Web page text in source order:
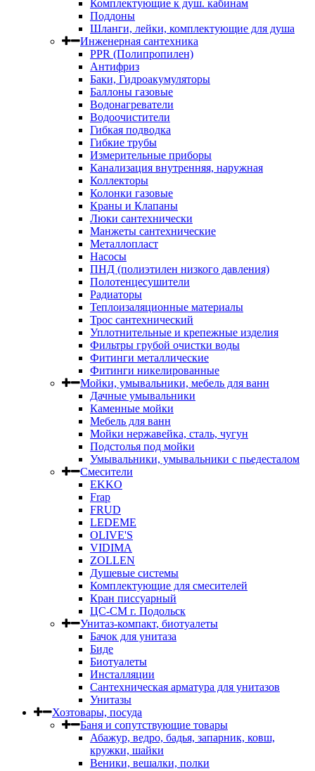
Комплектующие к душ. кабинам
Поддоны
Шланги, лейки, комплектующие для душа
Инженерная сантехника
PPR (Полипропилен)
Антифриз
Баки, Гидроакумуляторы
Баллоны газовые
Водонагреватели
Водоочистители
Гибкая подводка
Гибкие трубы
Измерительные приборы
Канализация внутренняя, наружная
Коллекторы
Колонки газовые
Краны и Клапаны
Люки сантехнически
Манжеты сантехнические
Металлопласт
Насосы
ПНД (полиэтилен низкого давления)
Полотенцесушители
Радиаторы
Теплоизаляционные материалы
Трос сантехнический
Уплотнительные и крепежные изделия
Фильтры грубой очистки воды
Фитинги металлические
Фитинги никелированные
Мойки, умывальники, мебель для ванн
Дачные умывальники
Каменные мойки
Мебель для ванн
Мойки нержавейка, сталь, чугун
Подстолья под мойки
Умывальники, умывальники с пьедесталом
Смесители
EKKO
Frap
FRUD
LEDEME
OLIVE'S
VIDIMA
ZOLLEN
Душевые системы
Комплектующие для смесителей
Кран писсуарный
ЦС-СМ г. Подольск
Унитаз-компакт, биотуалеты
Бачок для унитаза
Биде
Биотуалеты
Инсталляции
Сантехническая арматура для унитазов
Унитазы
Хозтовары, посуда
Баня и сопутствующие товары
Абажур, ведро, бадья, запарник, ковш,
кружки, шайки
Веники, вешалки, полки